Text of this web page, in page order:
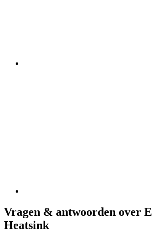
Vragen & antwoorden over
Heatsink